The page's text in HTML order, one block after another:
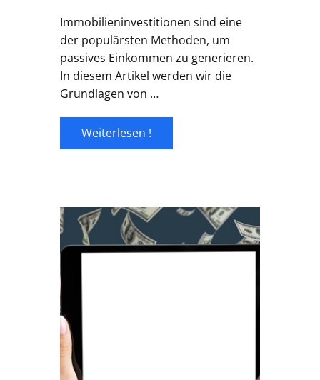
Immobilieninvestitionen sind eine
der populärsten Methoden, um
passives Einkommen zu generieren.
In diesem Artikel werden wir die
Grundlagen von …
Weiterlesen !